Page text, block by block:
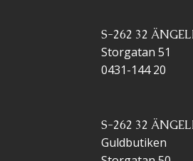
S-262 32
Storgatan 51
0431-144 20
S-262 32
Guldbutiken